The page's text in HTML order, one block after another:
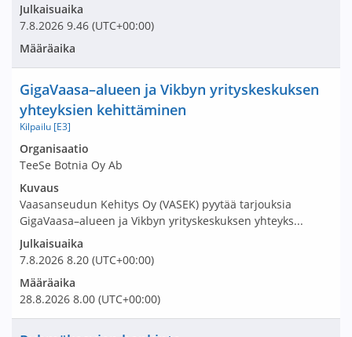
Julkaisuaika
7.8.2026 9.46 (UTC+00:00)
Määräaika
Avaa tarjouspyyntö:
Organisaatio
TeeSe Botnia Oy Ab
Nimi ja selite
GigaVaasa–alueen ja Vikbyn yrityskeskuksen
yhteyksien kehittäminen
Kilpailu [E3]
Kuvaus
Vaasanseudun Kehitys Oy (VASEK) pyytää tarjouksia
GigaVaasa–alueen ja Vikbyn yrityskeskuksen yhteyks...
Julkaisuaika
7.8.2026 8.20 (UTC+00:00)
Määräaika
28.8.2026 8.00 (UTC+00:00)